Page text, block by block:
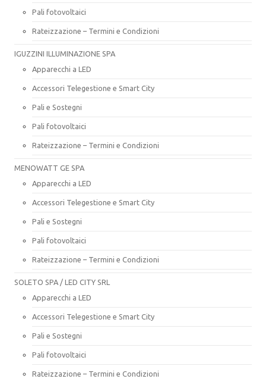
Pali fotovoltaici
Rateizzazione – Termini e Condizioni
IGUZZINI ILLUMINAZIONE SPA
Apparecchi a LED
Accessori Telegestione e Smart City
Pali e Sostegni
Pali fotovoltaici
Rateizzazione – Termini e Condizioni
MENOWATT GE SPA
Apparecchi a LED
Accessori Telegestione e Smart City
Pali e Sostegni
Pali fotovoltaici
Rateizzazione – Termini e Condizioni
SOLETO SPA / LED CITY SRL
Apparecchi a LED
Accessori Telegestione e Smart City
Pali e Sostegni
Pali fotovoltaici
Rateizzazione – Termini e Condizioni